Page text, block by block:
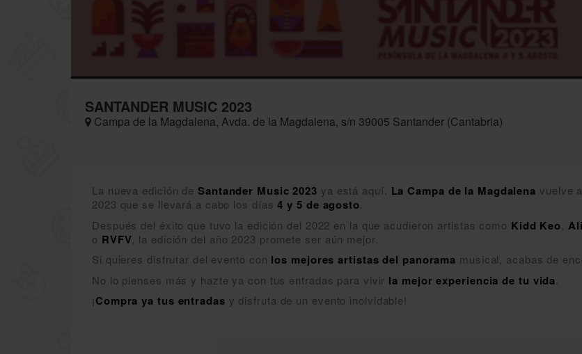
SANTANDER MUSIC 2023
Campa de la Magdalena, Avda. de la Magdalena, s/n 39005 Santander (Cantabria)
La nueva edición de Santander Music 2023 ya está aquí. La Campa de la Magdalena vuelve
2023 que se llevará a cabo los días4 y 5 de agosto
Después del éxito que tuvo la edición del 2022 en la que acudieron artistas como Kidd Keo
o RVFV , la edición del año 2023 promete ser aún mejor.
Si quieres disfrutar del evento con los mejores artistas del panorama musical, acabas de
No lo pienses más y hazte ya con tus entradas para vivir la mejor experiencia de tu vida
Compra ya tus entradas y disfruta de un evento inolvidable!